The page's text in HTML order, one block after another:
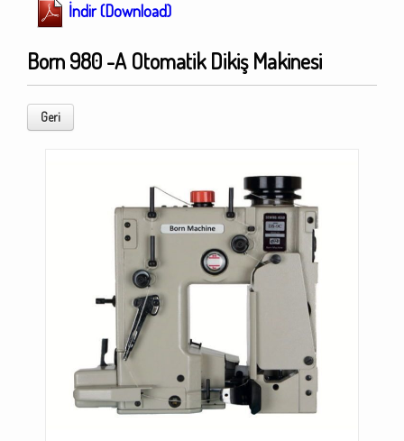
İndir (Download)
Born 980 -A Otomatik Dikiş Makinesi
Geri